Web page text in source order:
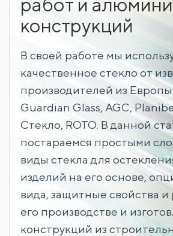
конструкций
В своей работе мы
качественное стекло от
производителей из
Guardian Glass, AGC,
Стекло, ROTO. В данной
постараемся простыми
виды стекла для
изделий на его основе,
вида, защитные свойства и
его производстве и
конструкций из